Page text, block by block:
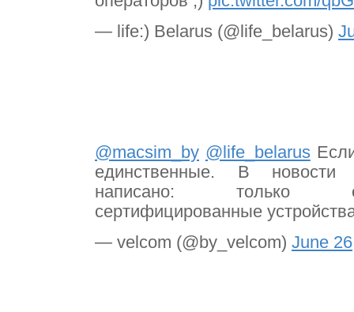
— life:) Belarus (@life_belarus)
@macsim_by @life_belarus
единственные. В новости
написано: только
сертифицированные
— velcom (@by_velcom) June